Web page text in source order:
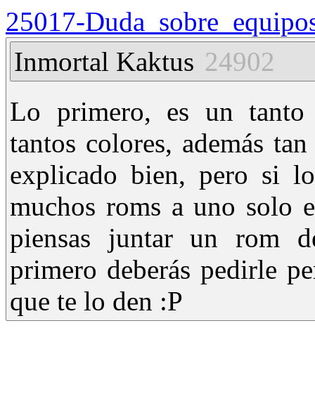
25017-
Inmortal Kaktus 24902
Lo primero, es un tanto
tantos colores, además
explicado bien, pero si
muchos roms a uno solo
piensas juntar un rom
primero deberás pedirle
que te lo den :P